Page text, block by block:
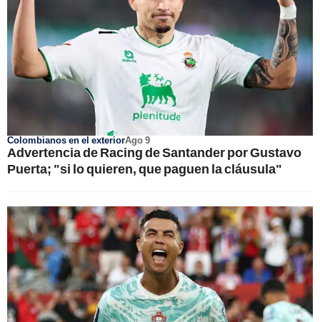
Colombianos en el exteriorAgo 9
Advertencia de Racing de Santander por Gustavo
Puerta; "si lo quieren, que paguen la cláusula"